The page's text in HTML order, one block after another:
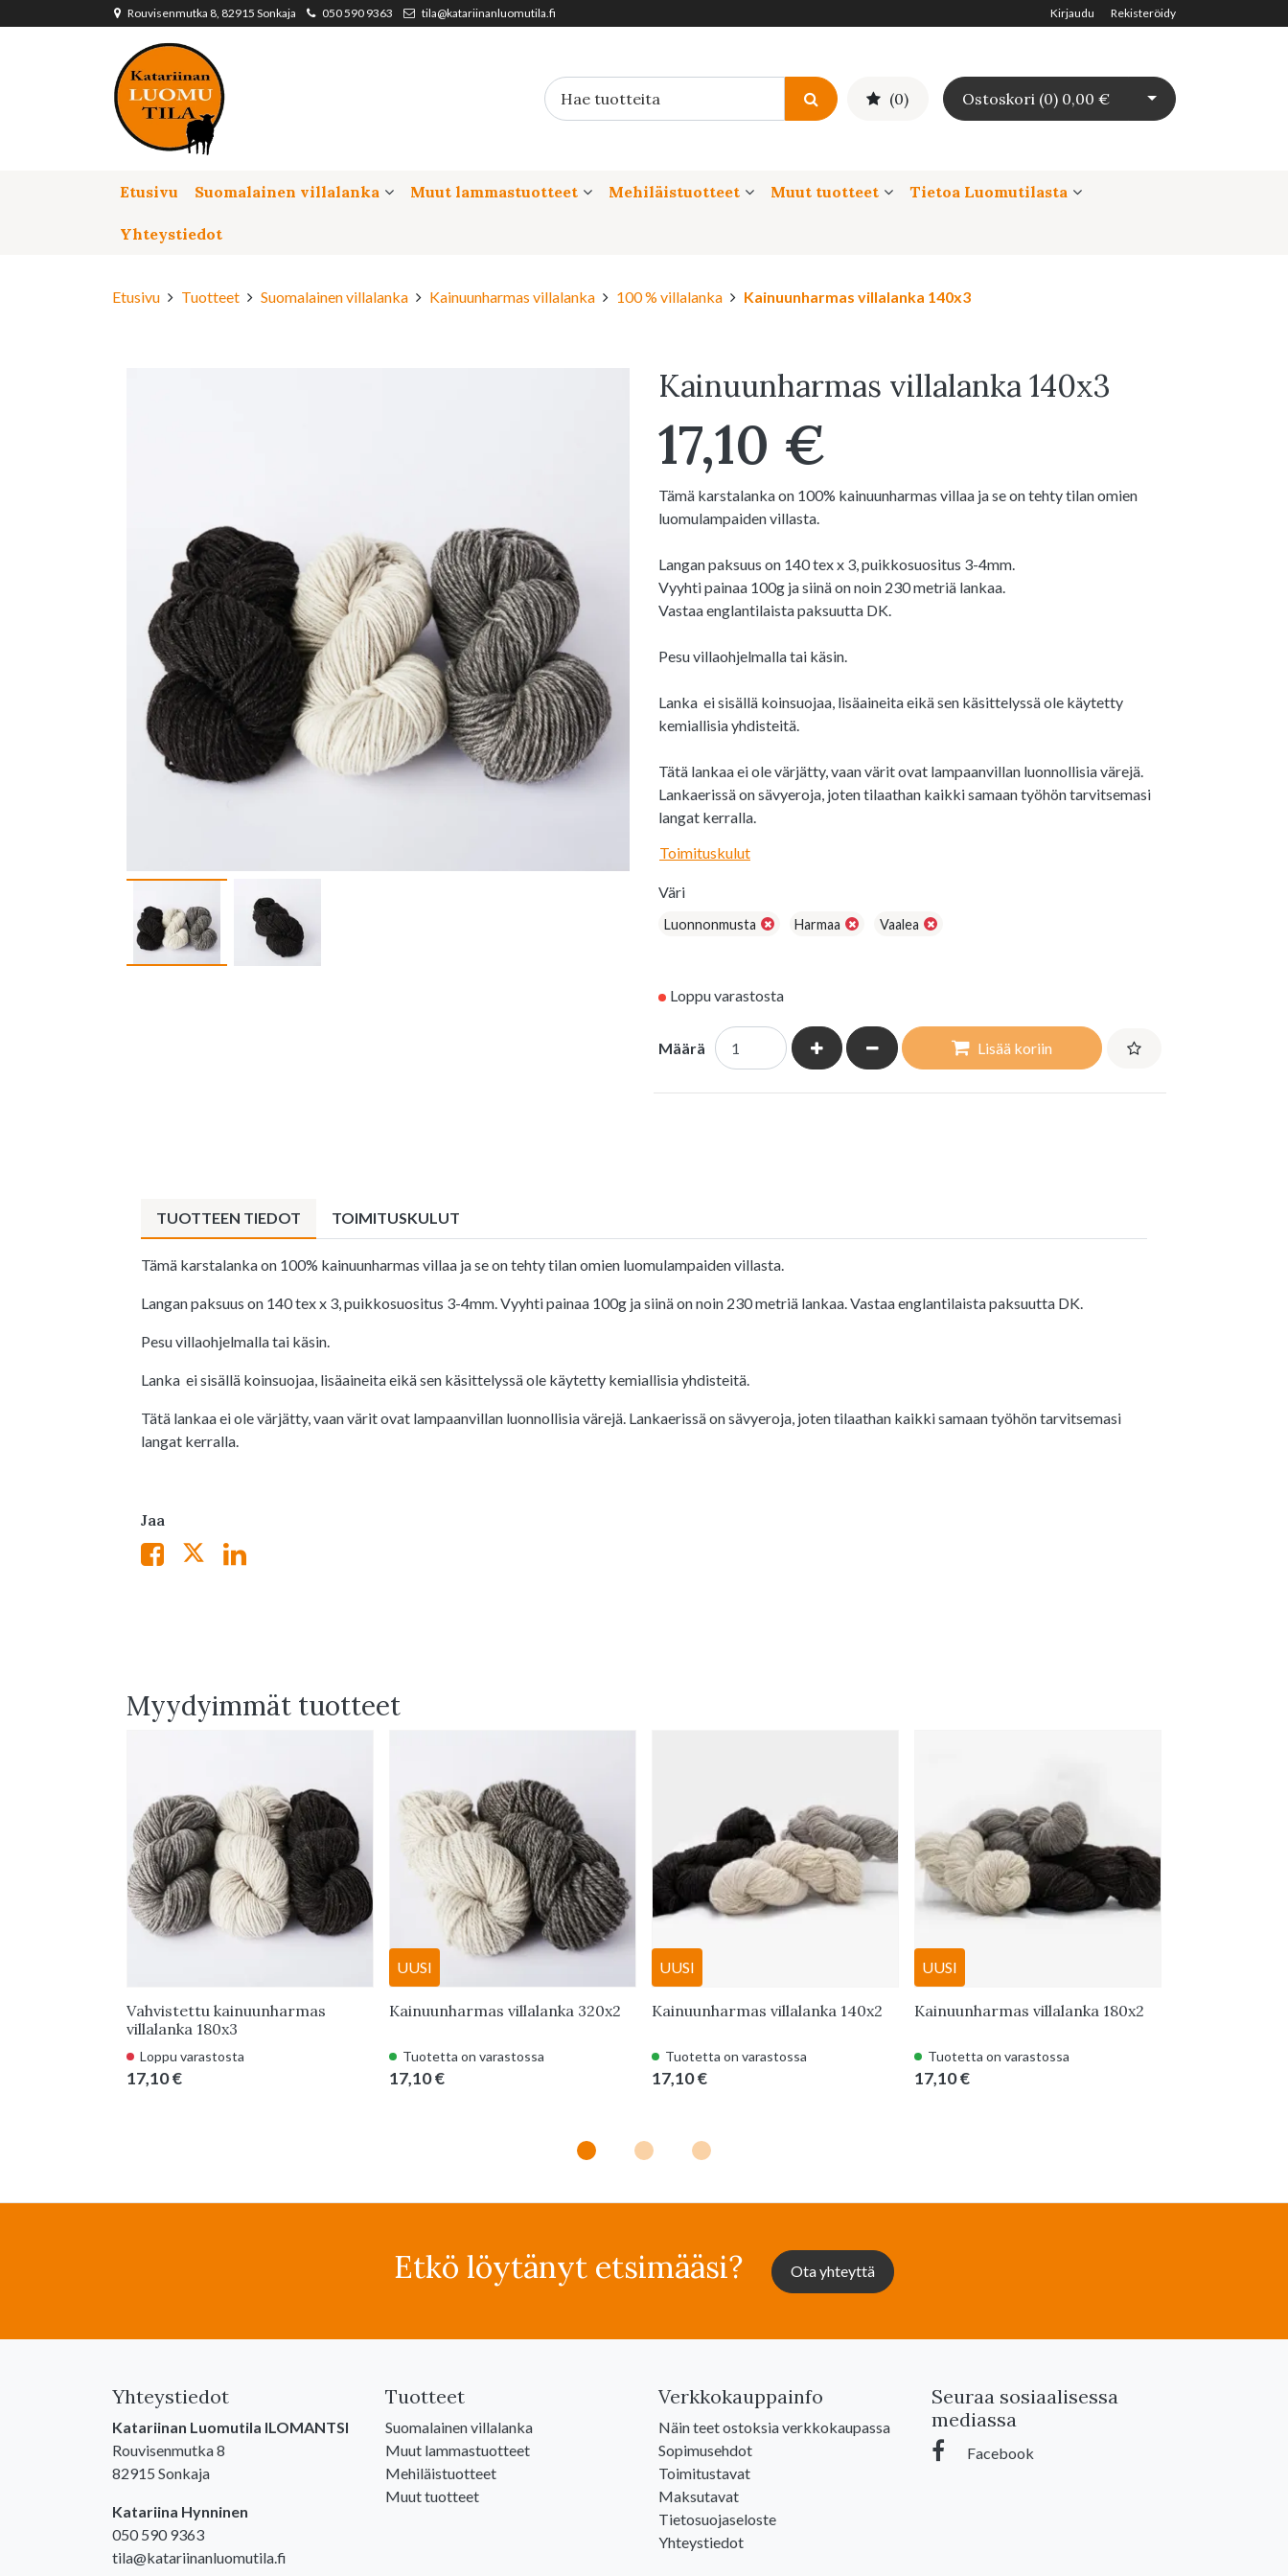
Siirry pääsisältöön Rouvisenmutka 8, 82915 Sonkaja 050 590 9363 tila@katariinanluomutila.fi Kirjaudu Rekisteröidy
(0) Ostoskori (0) 0,00 € Avaa ostoskori
Etusivu Suomalainen villalanka Muut lammastuotteet Mehiläistuotteet Muut tuotteet Tietoa Luomutilasta
Yhteystiedot
Etusivu Tuotteet Suomalainen villalanka Kainuunharmas villalanka 100 % villalanka Kainuunharmas villalanka 140x3
Kainuunharmas villalanka 140x3
17,10 €
Tämä karstalanka on 100% kainuunharmas villaa ja se on tehty tilan omien
luomulampaiden villasta.
Langan paksuus on 140 tex x 3, puikkosuositus 3-4mm.
Vyyhti painaa 100g ja siinä on noin 230 metriä lankaa.
Vastaa englantilaista paksuutta DK.
Pesu villaohjelmalla tai käsin.
Lanka ei sisällä koinsuojaa, lisäaineita eikä sen käsittelyssä ole käytetty
kemiallisia yhdisteitä.
Tätä lankaa ei ole värjätty, vaan värit ovat lampaanvillan luonnollisia värejä.
Lankaerissä on sävyeroja, joten tilaathan kaikki samaan työhön tarvitsemasi
langat kerralla.
Toimituskulut
Väri
Luonnonmusta Harmaa Vaalea
Loppu varastosta
Määrä Kasvata määrääVähennä määrää Lisää koriin
TUOTTEEN TIEDOT TOIMITUSKULUT
Tämä karstalanka on 100% kainuunharmas villaa ja se on tehty tilan omien luomulampaiden villasta.
Langan paksuus on 140 tex x 3, puikkosuositus 3-4mm. Vyyhti painaa 100g ja siinä on noin 230 metriä lankaa. Vastaa englantilaista paksuutta DK.
Pesu villaohjelmalla tai käsin.
Lanka ei sisällä koinsuojaa, lisäaineita eikä sen käsittelyssä ole käytetty kemiallisia yhdisteitä.
Tätä lankaa ei ole värjätty, vaan värit ovat lampaanvillan luonnollisia värejä. Lankaerissä on sävyeroja, joten tilaathan kaikki samaan työhön tarvitsemasi
langat kerralla.
Jaa
Myydyimmät tuotteet
Vahvistettu kainuunharmas
villalanka 180x3
Loppu varastosta
17,10 €
UUSI
Kainuunharmas villalanka 320x2
Tuotetta on varastossa
17,10 €
UUSI
Kainuunharmas villalanka 140x2
Tuotetta on varastossa
17,10 €
UUSI
Kainuunharmas villalanka 180x2
Tuotetta on varastossa
17,10 €
Etkö löytänyt etsimääsi? Ota yhteyttä
Yhteystiedot
Katariinan Luomutila ILOMANTSI
Rouvisenmutka 8
82915 Sonkaja
Katariina Hynninen
050 590 9363
tila@katariinanluomutila.fi
Tuotteet
Suomalainen villalanka
Muut lammastuotteet
Mehiläistuotteet
Muut tuotteet
Verkkokauppainfo
Näin teet ostoksia verkkokaupassa
Sopimusehdot
Toimitustavat
Maksutavat
Tietosuojaseloste
Yhteystiedot
Seuraa sosiaalisessa
mediassa
Facebook